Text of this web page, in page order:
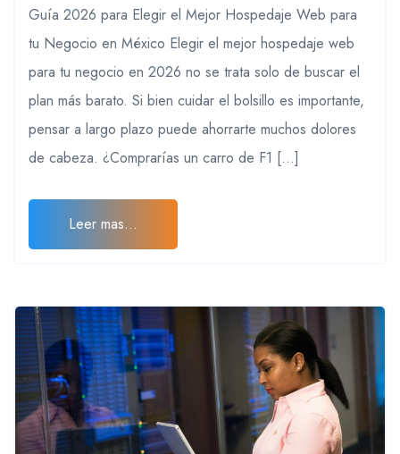
Guía 2026 para Elegir el Mejor Hospedaje Web para
tu Negocio en México Elegir el mejor hospedaje web
para tu negocio en 2026 no se trata solo de buscar el
plan más barato. Si bien cuidar el bolsillo es importante,
pensar a largo plazo puede ahorrarte muchos dolores
de cabeza. ¿Comprarías un carro de F1 […]
Leer mas...